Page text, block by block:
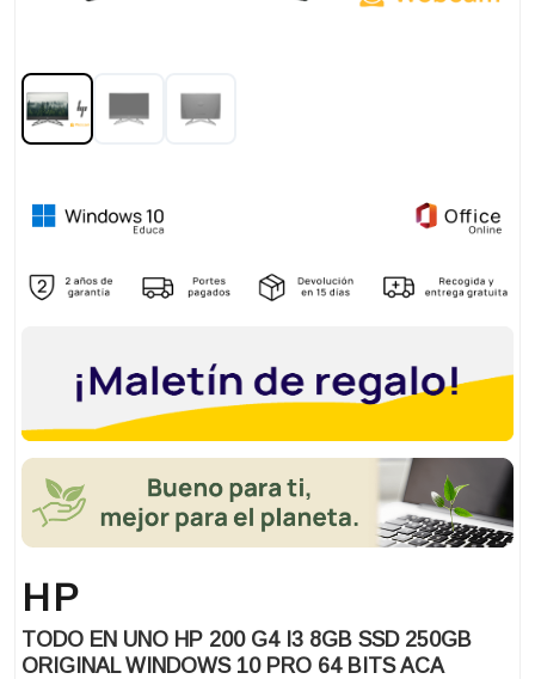
HP
TODO EN UNO HP 200 G4 I3 8GB SSD 250GB
ORIGINAL WINDOWS 10 PRO 64 BITS ACA